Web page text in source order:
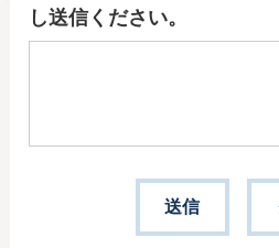
し送信ください。